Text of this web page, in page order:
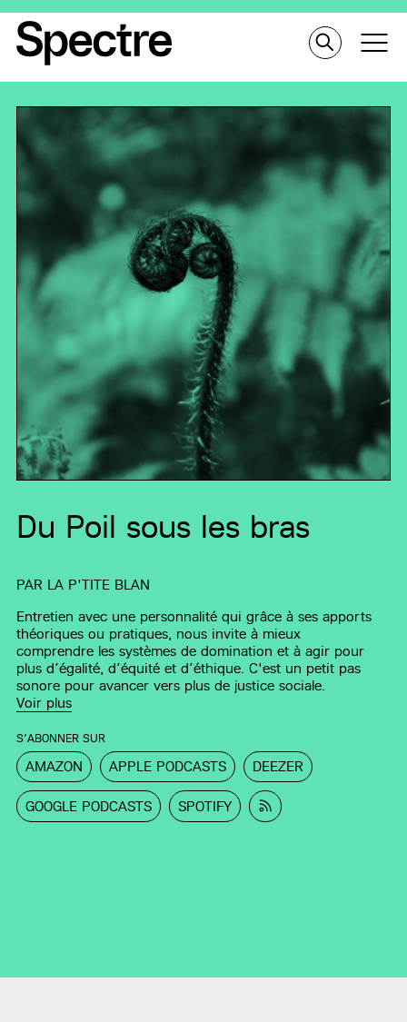
Du Poil sous les bras
PAR LA P'TITE BLAN
Entretien avec une personnalité qui grâce à ses apports
théoriques ou pratiques, nous invite à mieux
comprendre les systèmes de domination et à agir pour
plus d’égalité, d’équité et d’éthique. C'est un petit pas
sonore pour avancer vers plus de justice sociale.
Voir plus
S’ABONNER SUR
AMAZON APPLE PODCASTS DEEZER
GOOGLE PODCASTS SPOTIFY